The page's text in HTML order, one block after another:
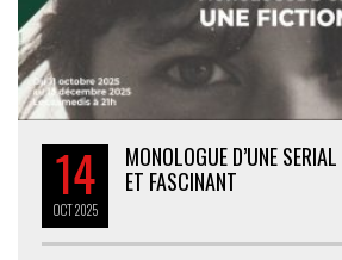
14
OCT2025
MONOLOGUE D’UNE
ET FASCINANT